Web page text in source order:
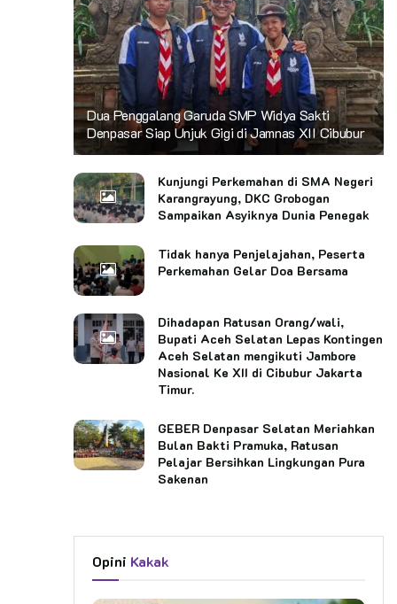
Dua Penggalang Garuda SMP Widya Sakti
Denpasar Siap Unjuk Gigi di Jamnas XII Cibubur
Kunjungi Perkemahan di SMA Negeri
Karangrayung, DKC Grobogan
Sampaikan Asyiknya Dunia Penegak
Tidak hanya Penjelajahan, Peserta
Perkemahan Gelar Doa Bersama
Dihadapan Ratusan Orang/wali,
Bupati Aceh Selatan Lepas Kontingen
Aceh Selatan mengikuti Jambore
Nasional Ke XII di Cibubur Jakarta
Timur.
GEBER Denpasar Selatan Meriahkan
Bulan Bakti Pramuka, Ratusan
Pelajar Bersihkan Lingkungan Pura
Sakenan
Opini Kakak